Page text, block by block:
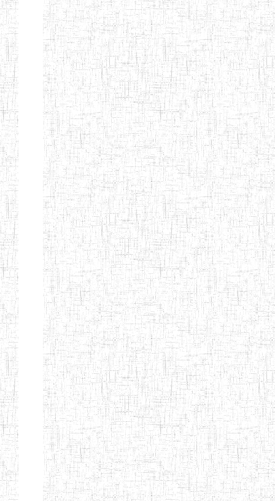
Afficher Page 13 sur 13 Total: 307
Début Préc. 4 5 6 7 8
9
13
Suivant Fin
GBTTC
KUMBA
25/08/1978 ENIEG Public
GTTTC
KUMBA
13/08/2013 ENIET Public
GTTC AKWA-
BAKASSI
27/08/2013 ENIEG Public
GTTC
MUNDEMBA
01/08/1997 ENIEG Public
Etablissements
d'enseignement
secondaire
technique
et
professionnel